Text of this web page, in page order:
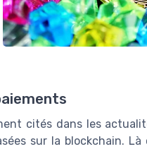
cités dans les
sur la blockchain.